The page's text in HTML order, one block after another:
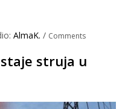
AlmaK. / Comments
struja u